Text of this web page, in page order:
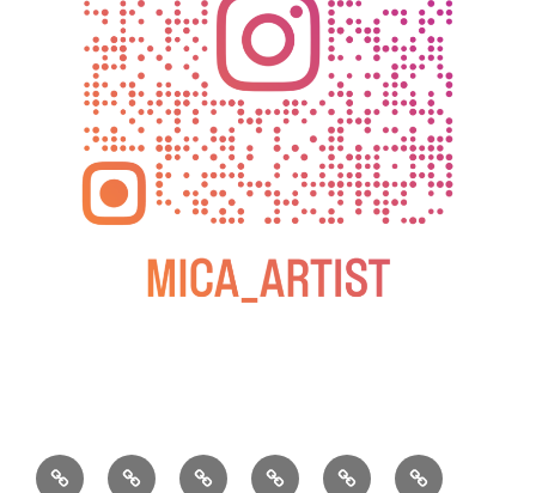
BLOG
教
お
動
過
2025